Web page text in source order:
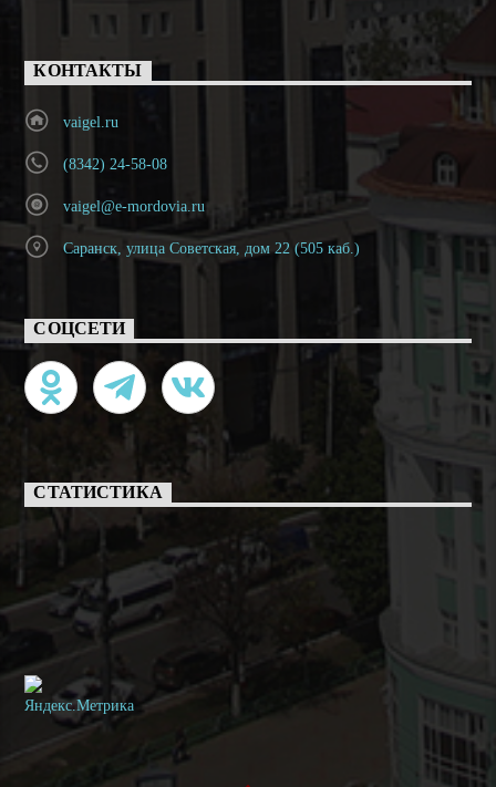
КОНТАКТЫ
vaigel.ru
(8342) 24-58-08
vaigel@e-mordovia.ru
Саранск, улица Советская, дом 22 (505 каб.)
СОЦСЕТИ
СТАТИСТИКА